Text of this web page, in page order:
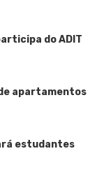
do ADIT
apartamentos
estudantes